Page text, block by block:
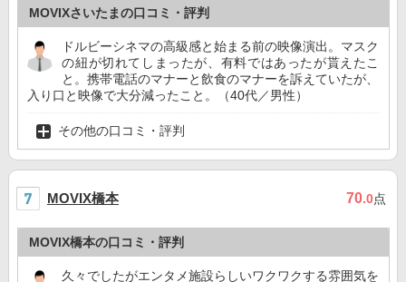
MOVIXさいたまの口コミ・評判
ドルビーシネマの高級感と始まる前の映像演出。マスク
の紐が切れてしまったが、有料ではあったが貰えたこ
と。携帯電話のマナーと飲食のマナーを訴えていたが、
入り口と映像で大分減ったこと。（40代／男性）
その他の口コミ・評判
MOVIX橋本 70.0点
MOVIX橋本の口コミ・評判
久々でしたがエンタメ施設らしいワクワクする雰囲気を